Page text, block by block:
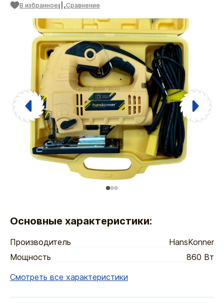
В избранное Сравнение
Основные характеристики:
Производитель
HansKonner
Мощность
860 Вт
Смотреть все характеристики